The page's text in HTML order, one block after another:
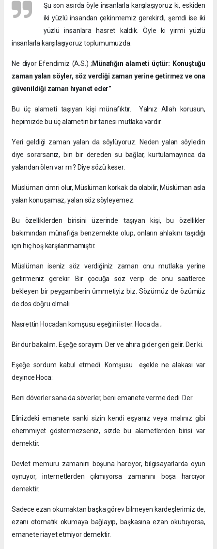
Şu son asırda öyle insanlarla karşılaşıyoruz ki, eskiden
iki yüzlü insandan çekinmemiz gerekirdi, şemdi ise iki
yüzlü insanlara hasret kaldık. Öyle ki yirmi yüzlü
insanlarla karşılaşıyoruz toplumumuzda.
Ne diyor Efendimiz (A.S.) ;Münafığın alameti üçtür: Konuştuğu
zaman yalan söyler, söz verdiği zaman yerine getirmez ve ona
güvenildiği zaman hıyanet eder”
Bu üç alameti taşıyan kişi münafıktır. Yalnız Allah korusun,
hepimizde bu üç alametin bir tanesi mutlaka vardır.
Yeri geldiği zaman yalan da söylüyoruz. Neden yalan söyledin
diye sorarsanız, bin bir dereden su bağlar, kurtulamayınca da
yalandan ölen var mı? Diye sözü keser.
Müslüman cimri olur, Müslüman korkak da olabilir, Müslüman asla
yalan konuşamaz, yalan söz söyleyemez.
Bu özelliklerden birisini üzerinde taşıyan kişi, bu özellikler
bakımından münafığa benzemekte olup, onların ahlakını taşıdığı
için hiç hoş karşılanmamıştır.
Müslüman iseniz söz verdiğiniz zaman onu mutlaka yerine
getirmeniz gerekir. Bir çocuğa söz verip de onu saatlerce
bekleyen bir peygamberin ümmetiyiz biz. Sözümüz de özümüz
de dos doğru olmalı.
Nasrettin Hocadan komşusu eşeğini ister. Hoca da ;
Bir dur bakalım. Eşeğe sorayım. Der ve ahıra gider geri gelir. Der ki.
Eşeğe sordum kabul etmedi. Komşusu eşekle ne alakası var
deyince Hoca:
Beni döverler sana da söverler, beni emanete verme dedi. Der.
Elinizdeki emanete sanki sizin kendi eşyanız veya malınız gibi
ehemmiyet göstermezseniz, sizde bu alametlerden birisi var
demektir.
Devlet memuru zamanını boşuna harcıyor, bilgisayarlarda oyun
oynuyor, internetlerden çıkmıyorsa zamanını boşa harcıyor
demektir.
Sadece ezan okumaktan başka görev bilmeyen kardeşlerimiz de,
ezanı otomatık okumaya bağlayıp, başkasına ezan okutuyorsa,
emanete riayet etmiyor demektir.